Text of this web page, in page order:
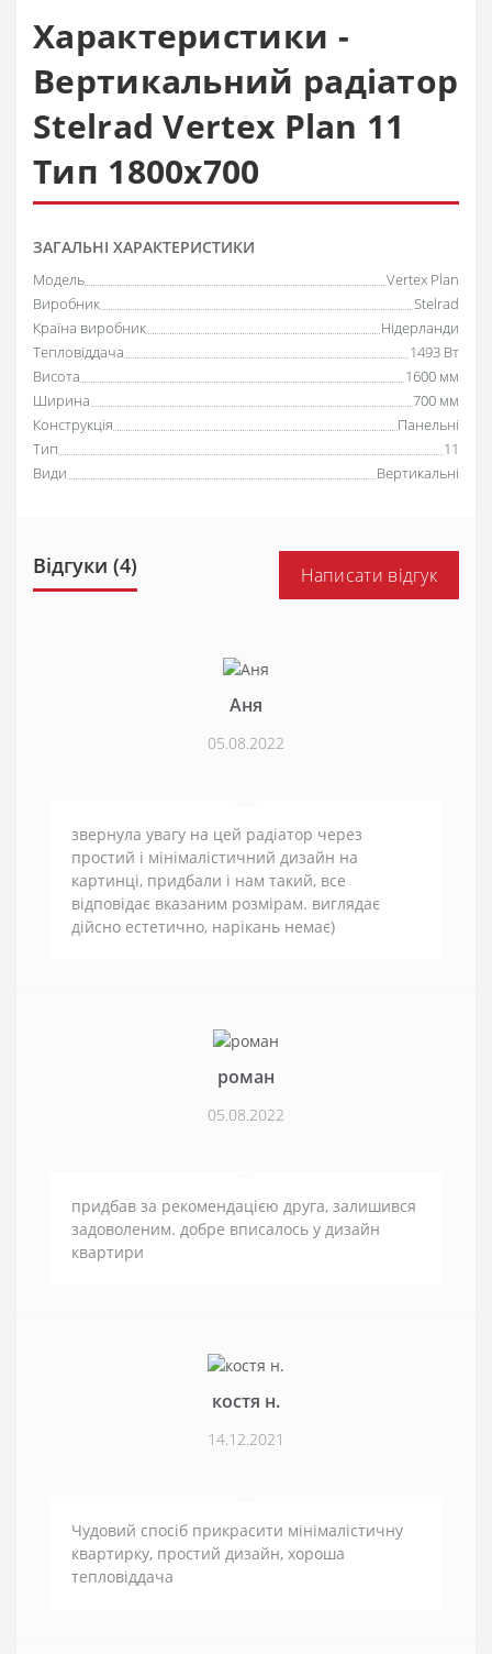
Характеристики -
Вертикальний радіатор
Stelrad Vertex Plan 11
Тип 1800x700
ЗАГАЛЬНІ ХАРАКТЕРИСТИКИ
Модель
Vertex Plan
Виробник
Stelrad
Країна виробник
Нідерланди
Тепловіддача
1493 Вт
Висота
1600 мм
Ширина
700 мм
Конструкція
Панельні
Тип
11
Види
Вертикальні
Відгуки (4) Написати відгук
Аня
05.08.2022
звернула увагу на цей радіатор через
простий і мінімалістичний дизайн на
картинці, придбали і нам такий, все
відповідає вказаним розмірам. виглядає
дійсно естетично, нарікань немає)
роман
05.08.2022
придбав за рекомендацією друга, залишився
задоволеним. добре вписалось у дизайн
квартири
костя н.
14.12.2021
Чудовий спосіб прикрасити мінімалістичну
квартирку, простий дизайн, хороша
тепловіддача